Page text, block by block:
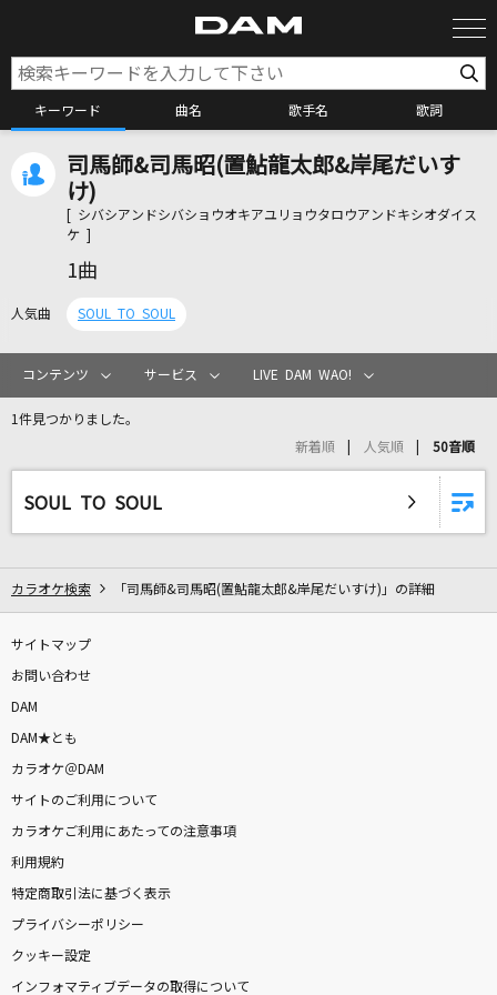
キーワード 曲名 歌手名 歌詞
カラオケ検索
カラオケリクエスト
全国りれき
リアルタイムで歌われている曲の一覧
炎と森のカーニバル
SEKAI NO OWARI(世界の終わり)
[生音]星座になれたら
ノーダウト
Official髭男dism
[生音]インフェルノ(アニメ映像 Ver.)
サイダー
The Birthday
[生音]小さな恋のうた
MONGOL800
司馬師&司馬昭(置鮎龍太郎&岸尾だいす
け)
[ シバシアンドシバショウオキアユリョウタロウアンドキシオダイス
ケ ]
1曲
人気曲 SOUL TO SOUL
コンテンツ サービス LIVE DAM WAO!
1件見つかりました。
新着順 人気順 50音順
SOUL TO SOUL
カラオケ検索 「司馬師&司馬昭(置鮎龍太郎&岸尾だいすけ)」の詳細
サイトマップ
お問い合わせ
DAM
DAM★とも
カラオケ＠DAM
サイトのご利用について
カラオケご利用にあたっての注意事項
利用規約
特定商取引法に基づく表示
プライバシーポリシー
クッキー設定
インフォマティブデータの取得について